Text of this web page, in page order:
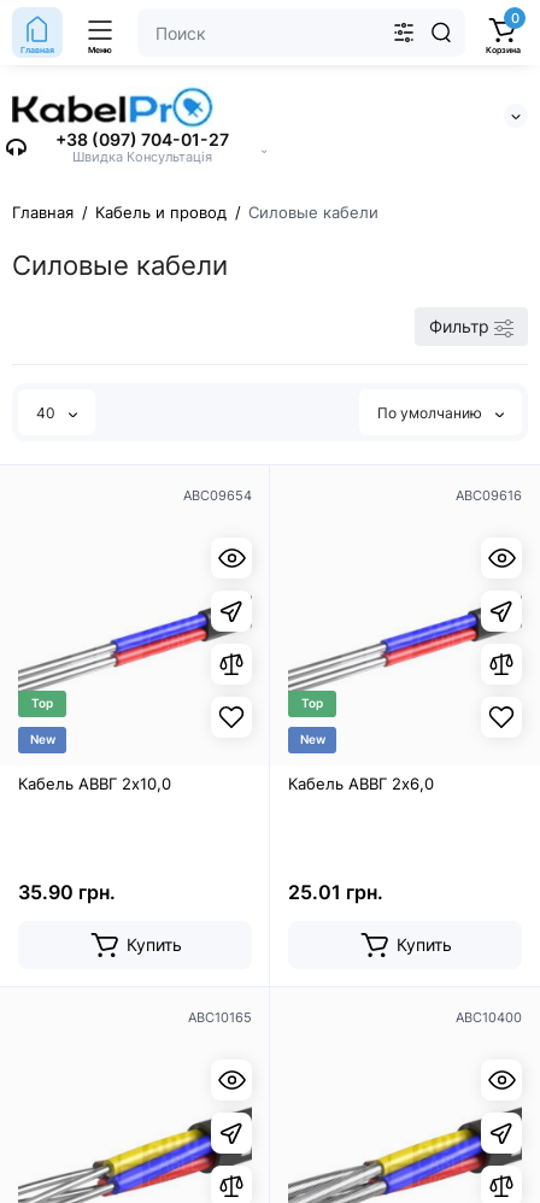
+38 (097) 704-01-27
Швидка Консультація
⌄
Главная Меню
0
Корзина
Главная Кабель и провод Силовые кабели
Силовые кабели
Фильтр
40 По умолчанию
ABC09654
Top
New
Кабель АВВГ 2х10,0
35.90 грн.
Купить
ABC09616
Top
New
Кабель АВВГ 2х6,0
25.01 грн.
Купить
ABC10165 ABC10400